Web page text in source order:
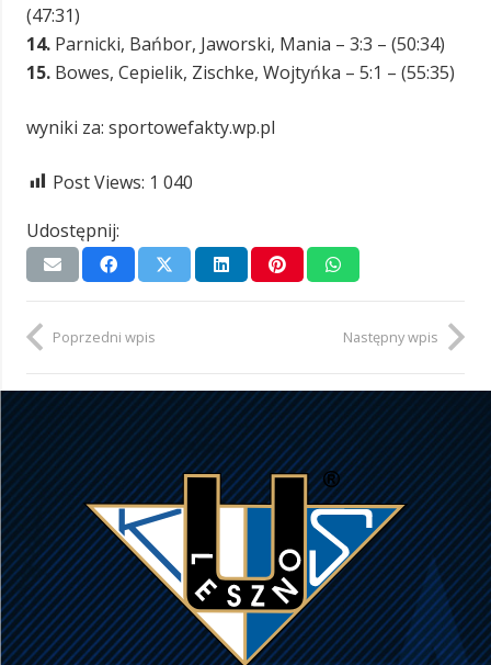
(47:31)
14. Parnicki, Bańbor, Jaworski, Mania – 3:3 – (50:34)
15. Bowes, Cepielik, Zischke, Wojtyńka – 5:1 – (55:35)
wyniki za: sportowefakty.wp.pl
Post Views: 1 040
Udostępnij:
Poprzedni wpis Następny wpis